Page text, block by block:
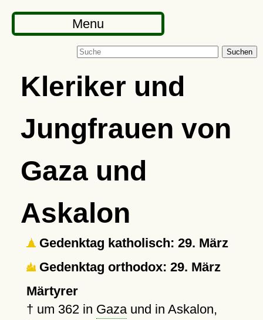
Menu
Suchen
Kleriker und
Jungfrauen von
Gaza und
Askalon
Gedenktag katholisch: 29. März
Gedenktag orthodox: 29. März
Märtyrer
† um 362in Gazaund in Askalon,